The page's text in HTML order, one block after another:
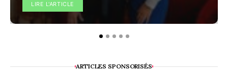
LIRE L'ARTICLE
ARTICLES SPONSORISÉS